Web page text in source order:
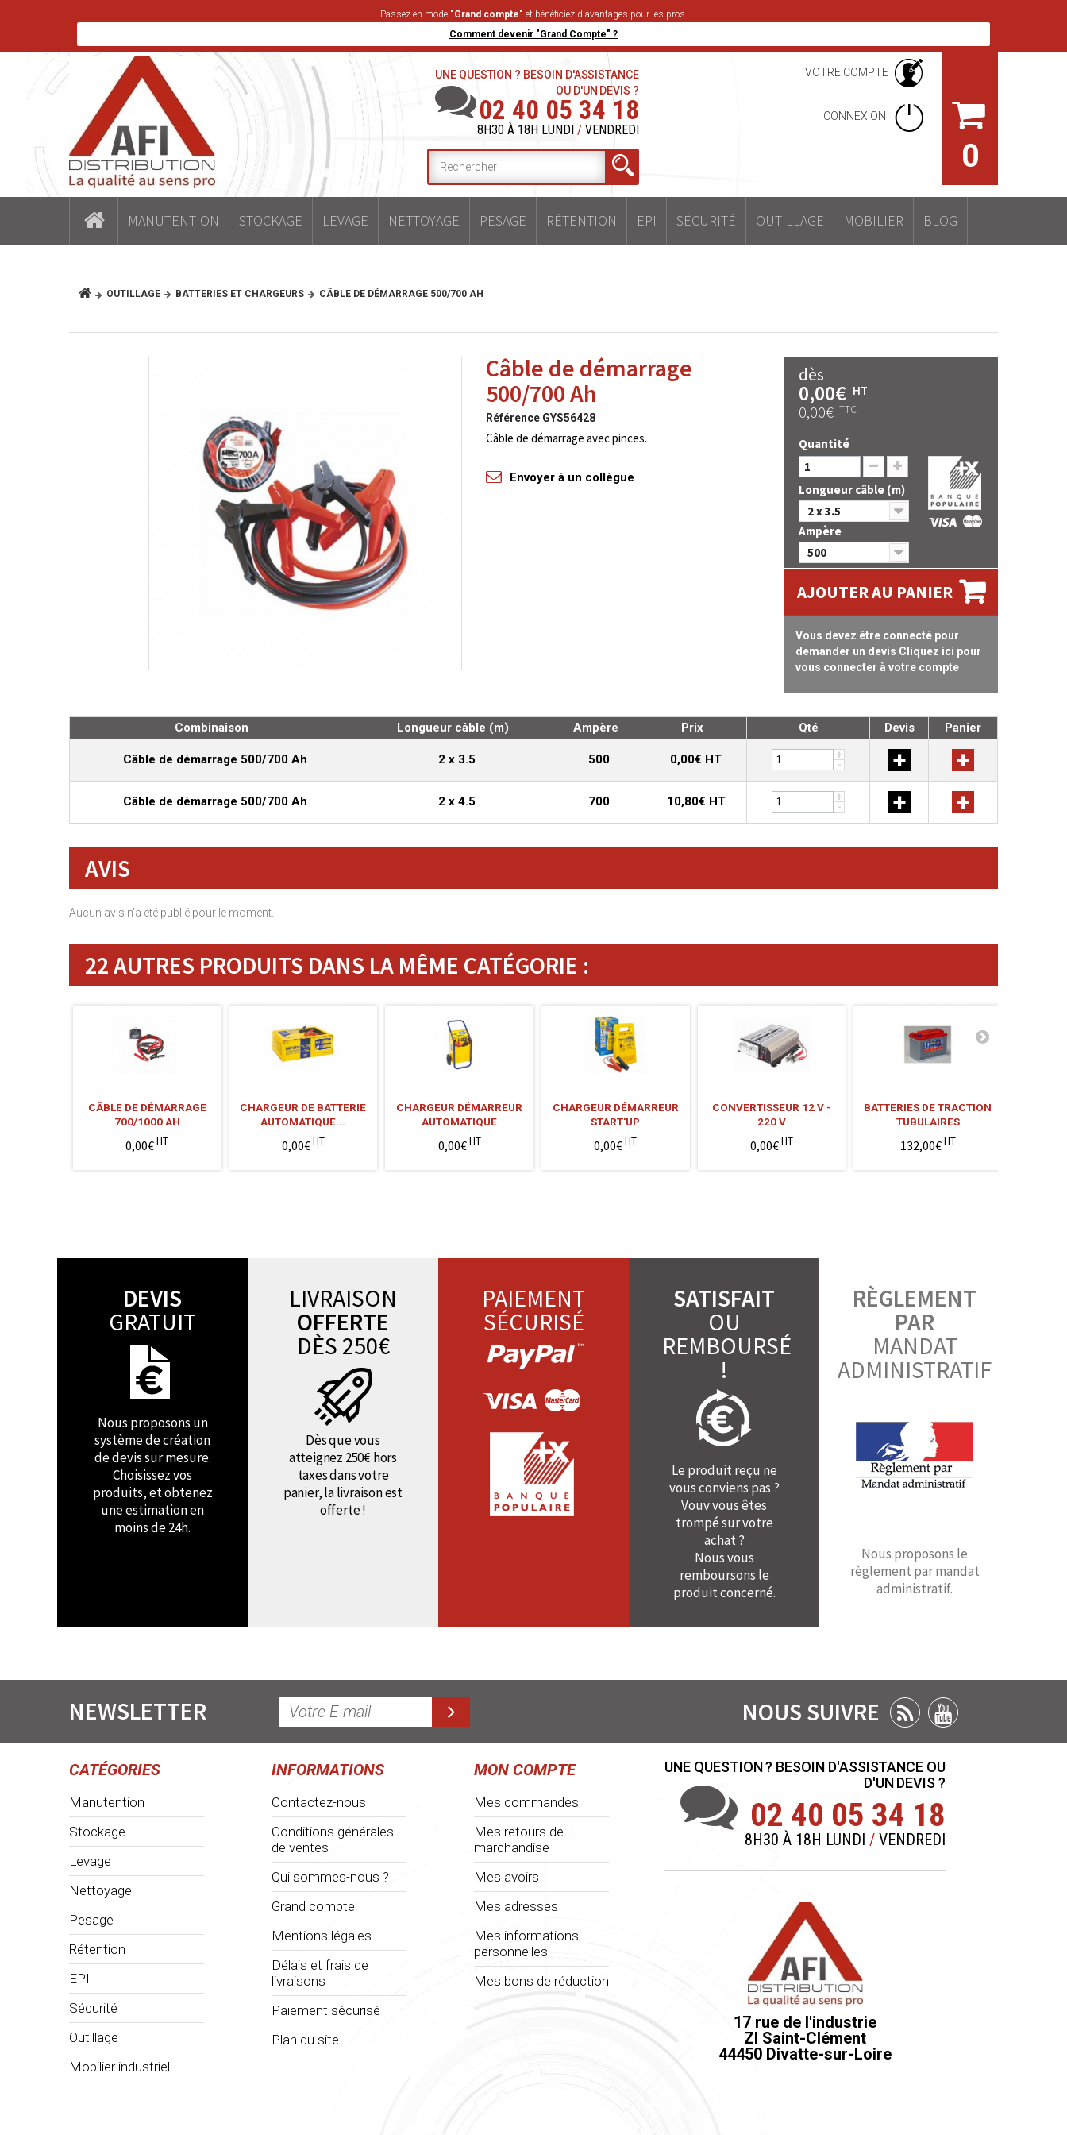
Passez en mode "Grand compte" et bénéficiez d'avantages pour les pros.
Comment devenir "Grand Compte" ?
0
VOTRE COMPTE
CONNEXION
UNE QUESTION ? BESOIN D'ASSISTANCE
OU D'UN DEVIS ?
02 40 05 34 18
8H30 À 18H LUNDI / VENDREDI
MANUTENTION STOCKAGE LEVAGE NETTOYAGE PESAGE RÉTENTION EPI SÉCURITÉ OUTILLAGE MOBILIER BLOG
OUTILLAGE BATTERIES ET CHARGEURS CÂBLE DE DÉMARRAGE 500/700 AH
Câble de démarrage
500/700 Ah
Référence GYS56428
Câble de démarrage avec pinces.
Envoyer à un collègue
dès
0,00€ HT
0,00€ TTC
Quantité
Longueur câble (m)
2 x 3.5
Ampère
500
AJOUTER AU PANIER
Vous devez être connecté pour
demander un devis Cliquez ici pour
vous connecter à votre compte
Combinaison Longueur câble (m) Ampère Prix Qté Devis Panier
Câble de démarrage 500/700 Ah 2 x 3.5 500 0,00€ HT +
- + +
Câble de démarrage 500/700 Ah 2 x 4.5 700 10,80€ HT +
- + +
AVIS
Aucun avis n'a été publié pour le moment.
22 AUTRES PRODUITS DANS LA MÊME CATÉGORIE :
CÂBLE DE DÉMARRAGE
700/1000 AH
0,00€HT
CHARGEUR DE BATTERIE
AUTOMATIQUE...
0,00€HT
CHARGEUR DÉMARREUR
AUTOMATIQUE
0,00€HT
CHARGEUR DÉMARREUR
START'UP
0,00€HT
CONVERTISSEUR 12 V -
220 V
0,00€HT
BATTERIES DE TRACTION
TUBULAIRES
132,00€HT
DEVIS
GRATUIT
Nous proposons un
système de création
de devis sur mesure.
Choisissez vos
produits, et obtenez
une estimation en
moins de 24h.
LIVRAISON
OFFERTE
DÈS 250€
Dès que vous
atteignez 250€ hors
taxes dans votre
panier, la livraison est
offerte !
PAIEMENT
SÉCURISÉ
SATISFAIT
OU
REMBOURSÉ
!
Le produit reçu ne
vous conviens pas ?
Vouv vous êtes
trompé sur votre
achat ?
Nous vous
remboursons le
produit concerné.
RÈGLEMENT
PAR
MANDAT
ADMINISTRATIF
Nous proposons le
règlement par mandat
administratif.
NEWSLETTER NOUS SUIVRE
CATÉGORIES
Manutention
Stockage
Levage
Nettoyage
Pesage
Rétention
EPI
Sécurité
Outillage
Mobilier industriel
INFORMATIONS
Contactez-nous
Conditions générales
de ventes
Qui sommes-nous ?
Grand compte
Mentions légales
Délais et frais de
livraisons
Paiement sécurisé
Plan du site
MON COMPTE
Mes commandes
Mes retours de
marchandise
Mes avoirs
Mes adresses
Mes informations
personnelles
Mes bons de réduction
UNE QUESTION ? BESOIN D'ASSISTANCE OU
D'UN DEVIS ?
02 40 05 34 18
8H30 À 18H LUNDI / VENDREDI
17 rue de l'industrie
ZI Saint-Clément
44450 Divatte-sur-Loire